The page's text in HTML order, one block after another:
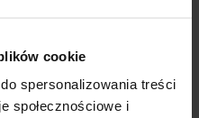
cookie
spersonalizowania treści
społecznościowe i
odbędzie się w czerwcu